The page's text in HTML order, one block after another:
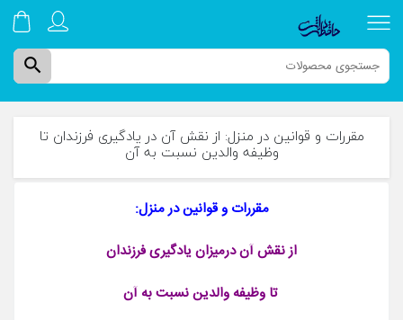
search
مقررات و قوانین در منزل: از نقش آن در یادگیری فرزندان تا
وظیفه والدین نسبت به آن
مقررات و قوانین در منزل:
از نقش آن درمیزان یادگیری فرزندان
تا وظیفه والدین نسبت به آن